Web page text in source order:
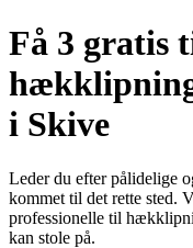
Få 3 gratis
i Skive
Leder du efter pålidelige
kommet til det rette sted.
professionelle til
kan stole på.